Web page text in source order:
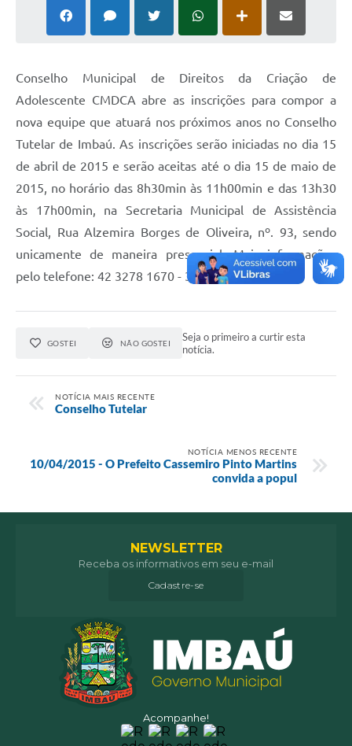
Conselho Municipal de Direitos da Criação de
Adolescente CMDCA abre as inscrições para compor a
nova equipe que atuará nos próximos anos no Conselho
Tutelar de Imbaú. As inscrições serão iniciadas no dia 15
de abril de 2015 e serão aceitas até o dia 15 de maio de
2015, no horário das 8h30min às 11h00min e das 13h30
às 17h00min, na Secretaria Municipal de Assistência
Social, Rua Alzemira Borges de Oliveira, nº. 93, sendo
unicamente de maneira presencial. Mais informações
pelo telefone: 42 3278 1670 - 3278 1824.
GOSTEI NÃO GOSTEI
Seja o primeiro a curtir esta
notícia.
NOTÍCIA MAIS RECENTE
Conselho Tutelar
NOTÍCIA MENOS RECENTE
10/04/2015 - O Prefeito Cassemiro Pinto Martins
convida a popul
Acompanhe!
NEWSLETTER
Receba os informativos em seu e-mail
Cadastre-se